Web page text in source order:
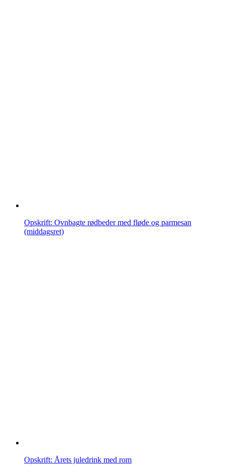
Opskrift: Ovnbagte rødbeder med fløde og parmesan
(middagsret)
Opskrift: Årets juledrink med rom